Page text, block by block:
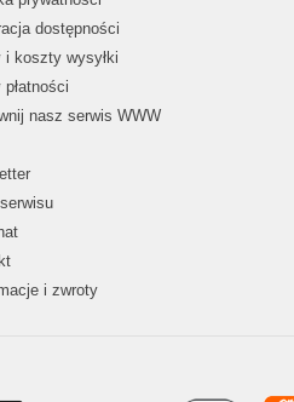
dostępności
i koszty wysyłki
płatności
nasz serwis WWW
i zwroty